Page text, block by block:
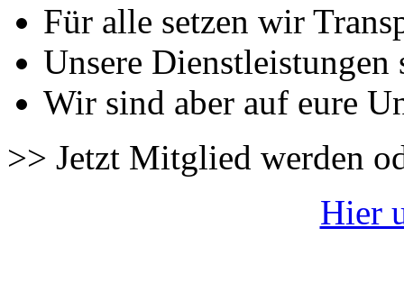
Für alle setzen wir
Unsere Dienstleistungen
Wir sind aber auf eure
>> Jetzt Mitglied werden
Hier